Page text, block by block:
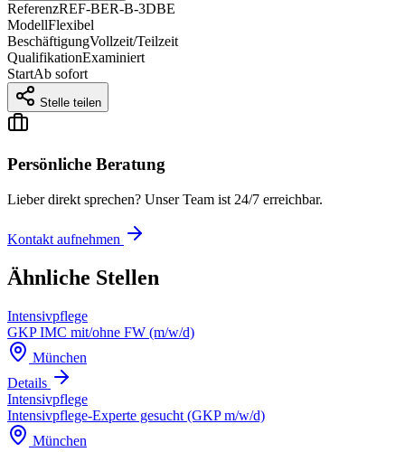
ReferenzREF-BER-B-3DBE
ModellFlexibel
BeschäftigungVollzeit/Teilzeit
QualifikationExaminiert
StartAb sofort
Stelle teilen
Persönliche Beratung
Lieber direkt sprechen? Unser Team ist 24/7 erreichbar.
Kontakt aufnehmen
Ähnliche Stellen
Intensivpflege
GKP IMC mit/ohne FW (m/w/d)
München
Details
Intensivpflege
Intensivpflege-Experte gesucht (GKP m/w/d)
München